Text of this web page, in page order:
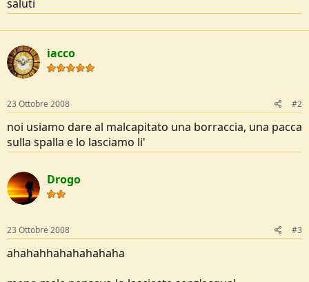
saluti
iacco
23 Ottobre 2008 #2
noi usiamo dare al malcapitato una borraccia, una pacca
sulla spalla e lo lasciamo li'
Drogo
23 Ottobre 2008 #3
ahahahhahahahahaha